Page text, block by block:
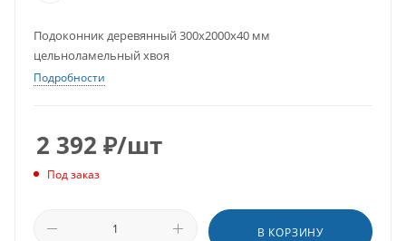
Подоконник деревянный 300х2000х40 мм
цельноламельный хвоя
Подробности
2 392 ₽/шт
Под заказ
В КОРЗИНУ